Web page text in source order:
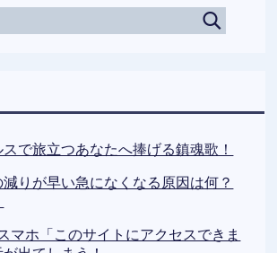
で旅立つあなたへ捧げる鎮魂歌！
りが早い急になくなる原因は何？
マホ「このサイトにアクセスできま